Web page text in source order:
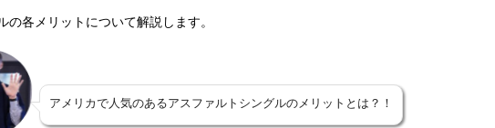
各メリットについて解説します。
アメリカで人気のあるアスファルトシングルのメリットとは？！